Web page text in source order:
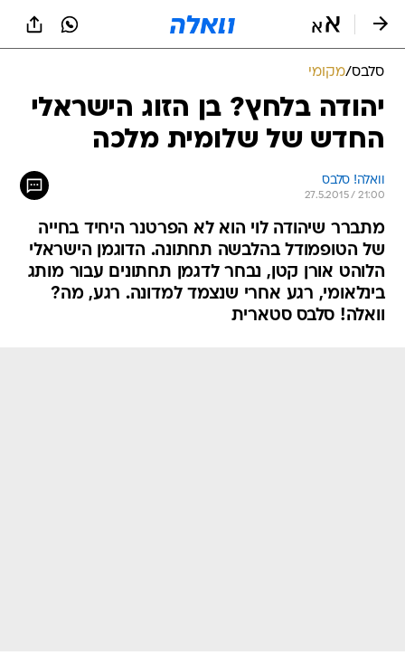
סלבס/מקומי
יהודה בלחץ? בן הזוג הישראלי
החדש של שלומית מלכה
וואלה! סלבס
27.5.2015 / 21:00
מתברר שיהודה לוי הוא לא הפרטנר היחיד בחייה
של הטופמודל בהלבשה תחתונה. הדוגמן הישראלי
הלוהט אורן קטן, נבחר לדגמן תחתונים עבור מותג
בינלאומי, רגע אחרי שנצמד למדונה. רגע, מה?
וואלה! סלבס סטארית